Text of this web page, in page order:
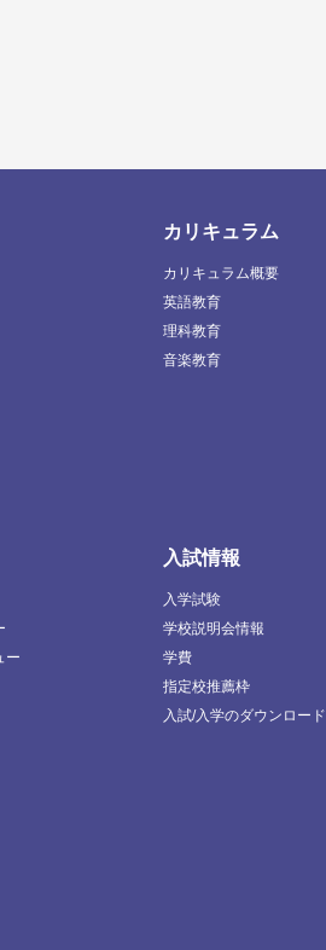
カリキュラム
カリキュラム概要
英語教育
理科教育
音楽教育
ー
入試情報
入学試験
学校説明会情報
学費
指定校推薦枠
入試/入学のダウンロード